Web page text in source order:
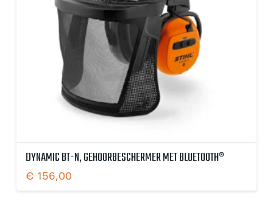
DYNAMIC BT-N, GEHOORBESCHERMER MET BLUETOOTH®
€ 156,00